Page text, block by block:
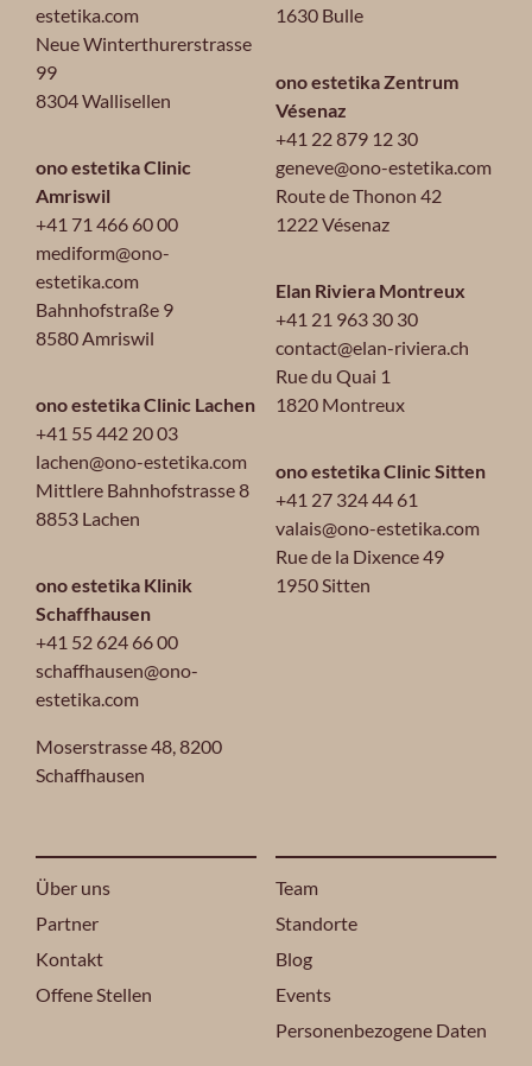
estetika.com
Neue Winterthurerstrasse
99
8304 Wallisellen
ono estetika Clinic
Amriswil
+41 71 466 60 00
mediform@ono-
estetika.com
Bahnhofstraße 9
8580 Amriswil
ono estetika Clinic Lachen
+41 55 442 20 03
lachen@ono-estetika.com
Mittlere Bahnhofstrasse 8
8853 Lachen
ono estetika Klinik
Schaffhausen
+41 52 624 66 00
schaffhausen@ono-
estetika.com
Moserstrasse 48,8200
Schaffhausen
1630 Bulle
ono estetika Zentrum
Vésenaz
+41 22 879 12 30
geneve@ono-estetika.com
Route de Thonon 42
1222 Vésenaz
Elan Riviera Montreux
+41 21 963 30 30
contact@elan-riviera.ch
Rue du Quai 1
1820 Montreux
ono estetika Clinic Sitten
+41 27 324 44 61
valais@ono-estetika.com
Rue de la Dixence 49
1950 Sitten
Über uns
Partner
Kontakt
Offene Stellen
Team
Standorte
Blog
Events
Personenbezogene Daten